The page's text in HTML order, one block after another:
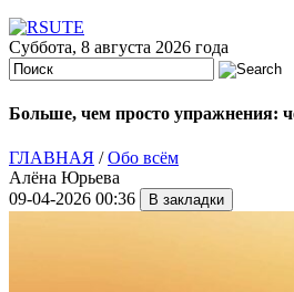
Суббота, 8 августа 2026 года
Больше, чем просто упражнения:
ГЛАВНАЯ /Обо всём
Алёна Юрьева
09-04-2026 00:36